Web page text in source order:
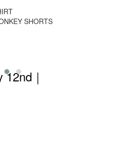
SHORTS
12nd ｜